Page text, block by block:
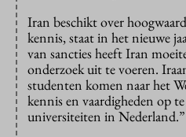
Iran beschikt over
kennis, staat in het nieuwe
van sancties heeft Iran
onderzoek uit te voeren.
studenten komen naar het
kennis en vaardigheden op
universiteiten in Nederland.”